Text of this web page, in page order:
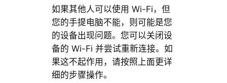
如果其他人可以使用 Wi-Fi，但
您的手提电脑不能，则可能是您
的设备出现问题。您可以关闭设
备的 Wi-Fi 并尝试重新连接。如
果这不起作用，请按照上面更详
细的步骤操作。